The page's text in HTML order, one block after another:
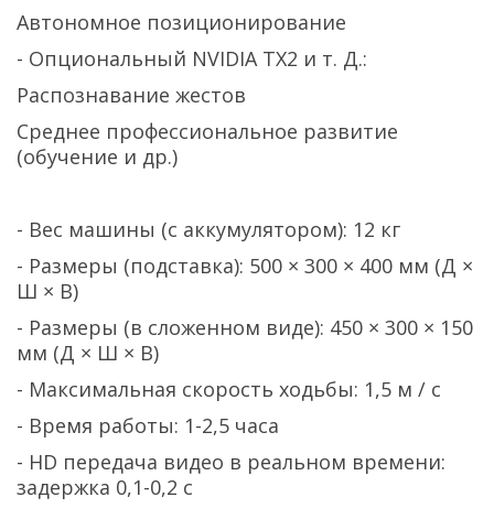
Автономное позиционирование
- Опциональный NVIDIA TX2 и т. Д.:
Распознавание жестов
Среднее профессиональное развитие
(обучение и др.)
- Вес машины (с аккумулятором): 12 кг
- Размеры (подставка): 500 × 300 × 400 мм (Д ×
Ш × В)
- Размеры (в сложенном виде): 450 × 300 × 150
мм (Д × Ш × В)
- Максимальная скорость ходьбы: 1,5 м / с
- Время работы: 1-2,5 часа
- HD передача видео в реальном времени:
задержка 0,1-0,2 с